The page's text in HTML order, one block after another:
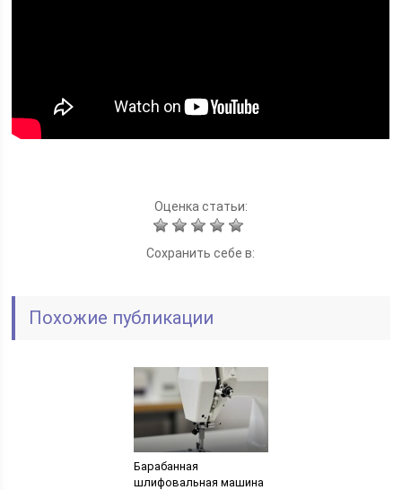
Оценка статьи:
Сохранить себе в:
Похожие публикации
Барабанная
шлифовальная машина